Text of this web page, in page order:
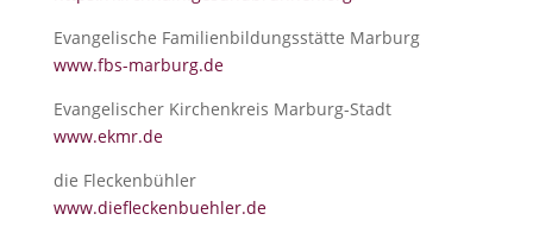
Evangelische Familienbildungsstätte Marburg
www.fbs-marburg.de
Evangelischer Kirchenkreis Marburg-Stadt
www.ekmr.de
die Fleckenbühler
www.diefleckenbuehler.de